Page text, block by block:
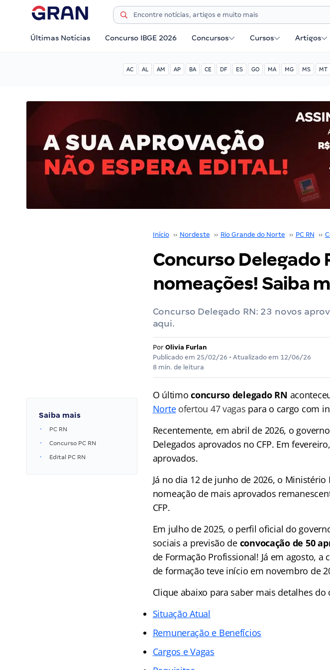
Últimas Notícias Concurso IBGE 2026 Concursos Cursos Artigos
AC AL AM AP BA CE DF ES GO MA MG MS MT
Início ›› Nordeste ›› Rio Grande do Norte ›› PC RN ››
Concurso Delegado
nomeações! Saiba
Concurso Delegado RN: 23 novos
aqui.
Por Olivia Furlan
Publicado em 25/02/26 • Atualizado em 12/06/26
8 min. de leitura
Saiba mais
PC RN
Concurso PC RN
Edital PC RN
O últimoconcurso delegado RN
Norteofertou 47 vagas para o cargo com
Recentemente, em abril de 2026, o
Delegados aprovados no CFP. Em
aprovados.
Já no dia 12 de junho de 2026, o
nomeação de mais aprovados
CFP.
Em julho de 2025, o perfil oficial do
sociais a previsão de convocação de 50
de Formação Profissional! Já em agosto,
de formação teve início em novembro de
Clique abaixo para saber mais detalhes do
Situação Atual
Remuneração e Benefícios
Cargos e Vagas